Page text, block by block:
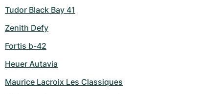
Tudor Black Bay 41
Zenith Defy
Fortis b-42
Heuer Autavia
Maurice Lacroix Les Classiques